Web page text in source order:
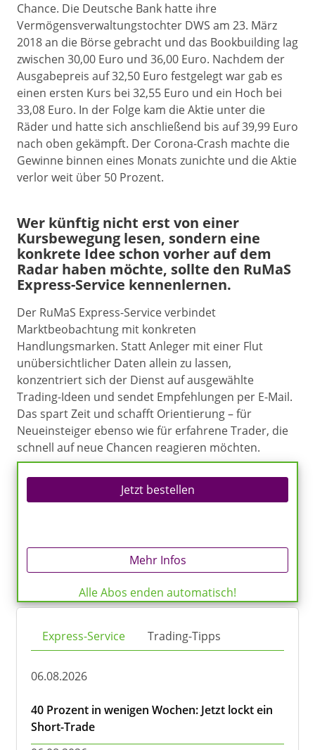
Chance. Die Deutsche Bank hatte ihre
Vermögensverwaltungstochter DWS am 23. März
2018 an die Börse gebracht und das Bookbuilding lag
zwischen 30,00 Euro und 36,00 Euro. Nachdem der
Ausgabepreis auf 32,50 Euro festgelegt war gab es
einen ersten Kurs bei 32,55 Euro und ein Hoch bei
33,08 Euro. In der Folge kam die Aktie unter die
Räder und hatte sich anschließend bis auf 39,99 Euro
nach oben gekämpft. Der Corona-Crash machte die
Gewinne binnen eines Monats zunichte und die Aktie
verlor weit über 50 Prozent.
Wer künftig nicht erst von einer
Kursbewegung lesen, sondern eine
konkrete Idee schon vorher auf dem
Radar haben möchte, sollte den RuMaS
Express-Service kennenlernen.
Der RuMaS Express-Service verbindet
Marktbeobachtung mit konkreten
Handlungsmarken. Statt Anleger mit einer Flut
unübersichtlicher Daten allein zu lassen,
konzentriert sich der Dienst auf ausgewählte
Trading-Ideen und sendet Empfehlungen per E-Mail.
Das spart Zeit und schafft Orientierung – für
Neueinsteiger ebenso wie für erfahrene Trader, die
schnell auf neue Chancen reagieren möchten.
Jetzt bestellen
Mehr Infos
Alle Abos enden automatisch!
Express-Service Trading-Tipps
06.08.2026
40 Prozent in wenigen Wochen: Jetzt lockt ein
Short-Trade